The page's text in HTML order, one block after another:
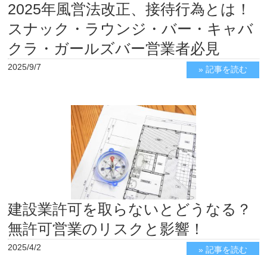
2025年風営法改正、接待行為とは！
スナック・ラウンジ・バー・キャバ
クラ・ガールズバー営業者必見
2025/9/7 » 記事を読む
建設業許可を取らないとどうなる？
無許可営業のリスクと影響！
2025/4/2 » 記事を読む